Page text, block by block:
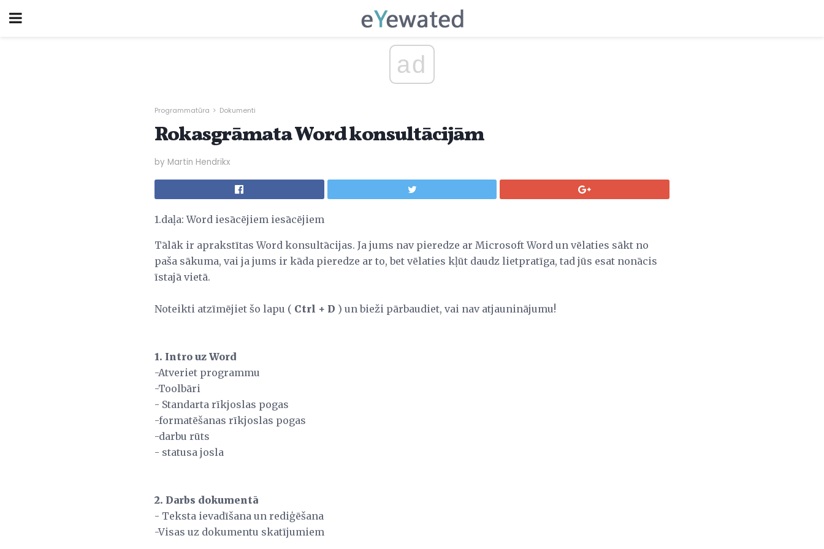
ad
Programmatūra Dokumenti
Rokasgrāmata Word konsultācijām
by Martin Hendrikx
1.daļa: Word iesācējiem iesācējiem
Tālāk ir aprakstītas Word konsultācijas. Ja jums nav pieredze ar Microsoft Word un vēlaties sākt no
paša sākuma, vai ja jums ir kāda pieredze ar to, bet vēlaties kļūt daudz lietpratīga, tad jūs esat nonācis
īstajā vietā.
Noteikti atzīmējiet šo lapu ( Ctrl + D ) un bieži pārbaudiet, vai nav atjauninājumu!
1. Intro uz Word
-Atveriet programmu
-Toolbāri
- Standarta rīkjoslas pogas
-formatēšanas rīkjoslas pogas
-darbu rūts
- statusa josla
2. Darbs dokumentā
- Teksta ievadīšana un rediģēšana
-Visas uz dokumentu skatījumiem